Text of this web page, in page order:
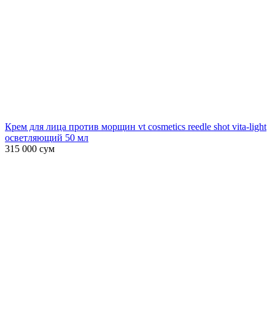
Крем для лица против морщин vt cosmetics reedle shot vita-light
осветляющий 50 мл
315 000 сум